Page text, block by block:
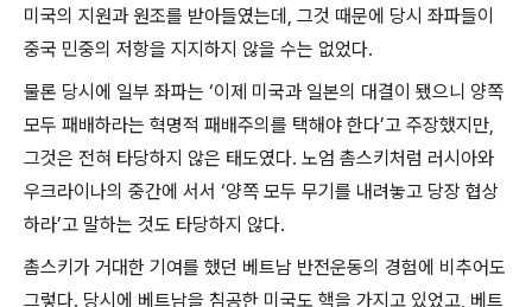
미국의 지원과 원조를 받아들였는데 , 그것 때문에 당시 좌파들이
중국 민중의 저항을 지지하지 않을 수는 없었다.
물론 당시에 일부 좌파는 ‘이제 미국과 일본의 대결이 됐으니 양쪽
모두 패배하라는 혁명적 패배주의를 택해야 한다’고 주장했지만,
그것은 전혀 타당하지 않은 태도였다. 노엄 촘스키처럼 러시아와
우크라이나의 중간에 서서 ‘양쪽 모두 무기를 내려놓고 당장 협상
하라’고 말하는 것도 타당하지 않다.
촘스키가 거대한 기여를 했던 베트남 반전운동의 경험에 비추어도
그렇다. 당시에 베트남을 침공한 미국도 핵을 가지고 있었고, 베트